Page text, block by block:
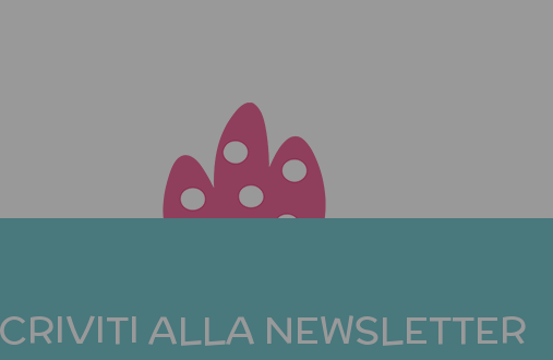
ALLA NEWSLETTER